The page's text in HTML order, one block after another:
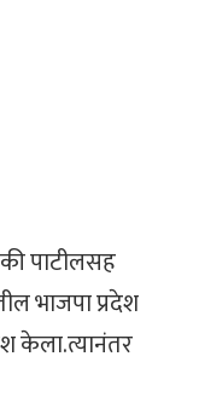
पाटीलसह
भाजपा प्रदेश
केला.त्यानंतर